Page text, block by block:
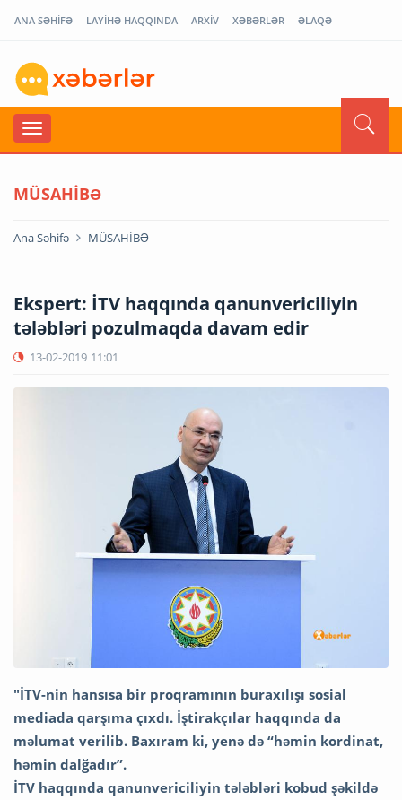
ANA SƏHİFƏ LAYİHƏ HAQQINDA ARXİV XƏBƏRLƏR ƏLAQƏ
MÜSAHİBƏ
Ana Səhifə MÜSAHİBƏ
Ekspert: İTV haqqında qanunvericiliyin
tələbləri pozulmaqda davam edir
13-02-2019 11:01
"İTV-nin hansısa bir proqramının buraxılışı sosial
mediada qarşıma çıxdı. İştirakçılar haqqında da
məlumat verilib. Baxıram ki, yenə də “həmin kordinat,
həmin dalğadır”.
İTV haqqında qanunvericiliyin tələbləri kobud şəkildə